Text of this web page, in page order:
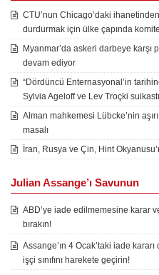
CTU’nun Chicago’daki ihanetinden
durdurmak için ülke çapında
Myanmar’da askeri darbeye karşı
devam ediyor
“Dördüncü Enternasyonal’in
Sylvia Ageloff ve Lev Troçki
Alman mahkemesi Lübcke’nin
masalı
İran, Rusya ve Çin, Hint
Julian Assange’ı Savunun
ABD’ye iade edilmemesine karar
bırakın!
Assange’ın 4 Ocak’taki iade
işçi sınıfını harekete geçirin!